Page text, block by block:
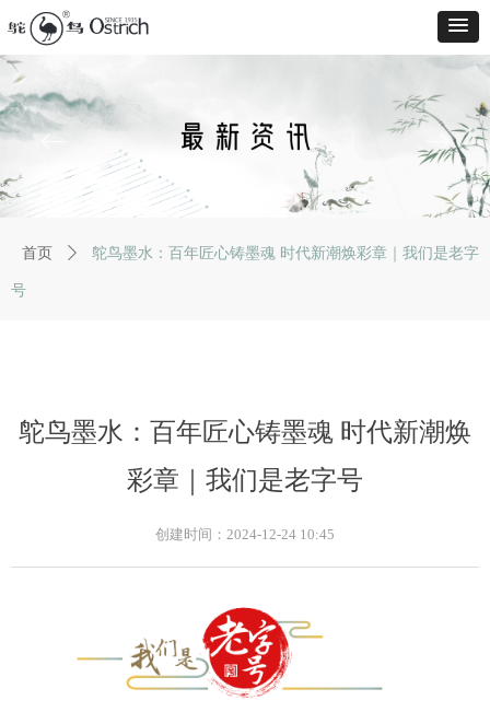
鸵鸟墨水：百年匠心铸墨魂 时代新潮焕
彩章｜我们是老字号
创建时间： 2024-12-24 10:45
ꂃ ꁹ
首页 ꄲ 鸵鸟墨水：百年匠心铸墨魂 时代新潮焕彩章｜我们是老字
号